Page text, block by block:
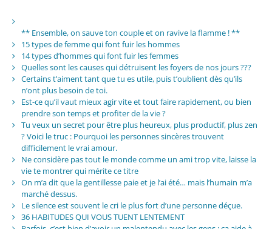
** Ensemble, on sauve ton couple et on ravive la flamme ! **
15 types de femme qui font fuir les hommes
14 types d’hommes qui font fuir les femmes
Quelles sont les causes qui détruisent les foyers de nos jours ???
Certains t’aiment tant que tu es utile, puis t’oublient dès qu’ils
n’ont plus besoin de toi.
Est-ce qu’il vaut mieux agir vite et tout faire rapidement, ou bien
prendre son temps et profiter de la vie ?
Tu veux un secret pour être plus heureux, plus productif, plus zen
? Voici le truc : Pourquoi les personnes sincères trouvent
difficilement le vrai amour.
Ne considère pas tout le monde comme un ami trop vite, laisse la
vie te montrer qui mérite ce titre
On m’a dit que la gentillesse paie et je l’ai été… mais l’humain m’a
marché dessus.
Le silence est souvent le cri le plus fort d’une personne déçue.
36 HABITUDES QUI VOUS TUENT LENTEMENT